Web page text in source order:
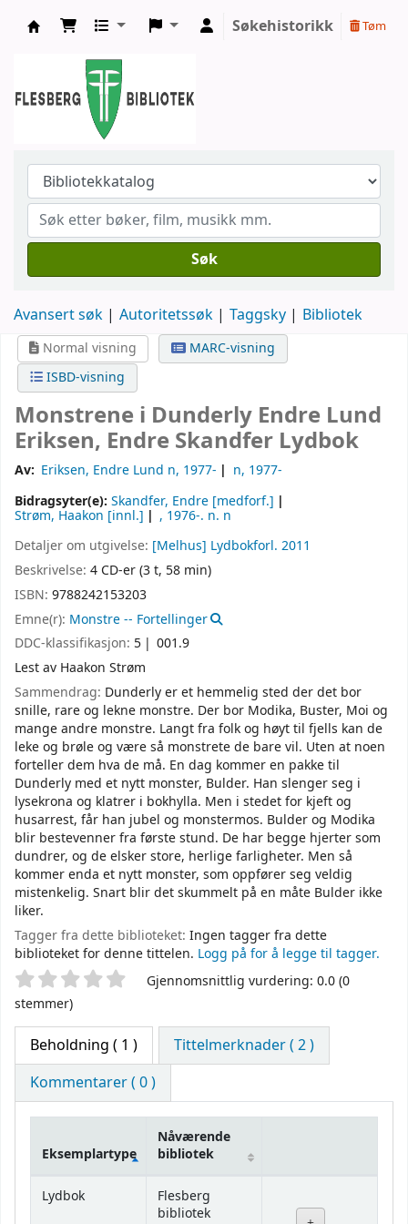
Søkehistorikk Tøm
Søk
Avansert søk Autoritetssøk Taggsky Bibliotek
Normal visning
MARC-visning
ISBD-visning
Monstrene i Dunderly Endre Lund
Eriksen, Endre Skandfer Lydbok
Av: Eriksen, Endre Lund n, 1977- n, 1977-
Bidragsyter(e): Skandfer, Endre [medforf.]
Strøm, Haakon [innl.] , 1976-. n. n
Detaljer om utgivelse: [Melhus] Lydbokforl. 2011
Beskrivelse: 4 CD-er (3 t, 58 min)
ISBN: 9788242153203
Emne(r): Monstre -- Fortellinger
DDC-klassifikasjon: 5
001.9
Lest av Haakon Strøm
Sammendrag: Dunderly er et hemmelig sted der det bor
snille, rare og lekne monstre. Der bor Modika, Buster, Moi og
mange andre monstre. Langt fra folk og høyt til fjells kan de
leke og brøle og være så monstrete de bare vil. Uten at noen
forteller dem hva de må. En dag kommer en pakke til
Dunderly med et nytt monster, Bulder. Han slenger seg i
lysekrona og klatrer i bokhylla. Men i stedet for kjeft og
husarrest, får han jubel og monstermos. Bulder og Modika
blir bestevenner fra første stund. De har begge hjerter som
dundrer, og de elsker store, herlige farligheter. Men så
kommer enda et nytt monster, som oppfører seg veldig
mistenkelig. Snart blir det skummelt på en måte Bulder ikke
liker.
Tagger fra dette biblioteket: Ingen tagger fra dette
biblioteket for denne tittelen. Logg på for å legge til tagger.
StjernevurderingGjennomsnittlig vurdering: 0.0 (0
stemmer)
Beholdning ( 1 )
Tittelmerknader ( 2 )
Kommentarer ( 0 )
Beholdning
Eksemplartype
Nåværende
bibliotek
Lydbok
Flesberg
bibliotek